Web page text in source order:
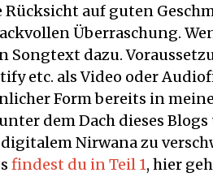
Rücksicht auf guten
Überraschung.
Songtext dazu.
etc. als Video oder
Form bereits in
dem Dach dieses
Nirwana zu
findest du in Teil 1, hier